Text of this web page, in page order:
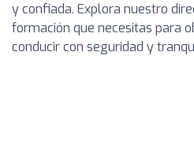
y confiada. Explora nuestro
formación que necesitas para
conducir con seguridad y